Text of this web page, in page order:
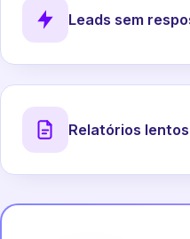
Leads sem
Relatórios